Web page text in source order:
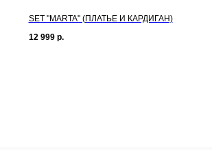
SET "MARTA" (ПЛАТЬЕ И КАРДИГАН)
12 999 р.